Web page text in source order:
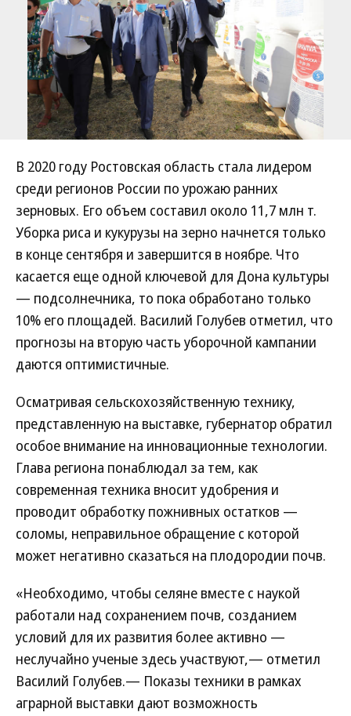
В 2020 году Ростовская область стала лидером
среди регионов России по урожаю ранних
зерновых. Его объем составил около 11,7 млн т.
Уборка риса и кукурузы на зерно начнется только
в конце сентября и завершится в ноябре. Что
касается еще одной ключевой для Дона культуры
— подсолнечника, то пока обработано только
10% его площадей. Василий Голубев отметил, что
прогнозы на вторую часть уборочной кампании
даются оптимистичные.
Осматривая сельскохозяйственную технику,
представленную на выставке, губернатор обратил
особое внимание на инновационные технологии.
Глава региона понаблюдал за тем, как
современная техника вносит удобрения и
проводит обработку пожнивных остатков —
соломы, неправильное обращение с которой
может негативно сказаться на плодородии почв.
«Необходимо, чтобы селяне вместе с наукой
работали над сохранением почв, созданием
условий для их развития более активно —
неслучайно ученые здесь участвуют,— отметил
Василий Голубев.— Показы техники в рамках
аграрной выставки дают возможность